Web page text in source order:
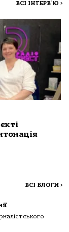
ВСІ ІНТЕРВ'Ю >
ВСІ БЛОГИ >